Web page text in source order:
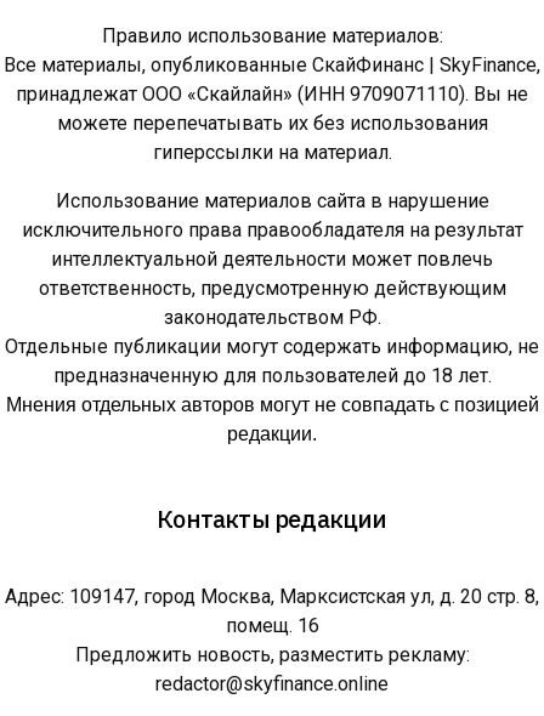
Правило использование материалов:
Все материалы, опубликованные СкайФинанс | SkyFinance,
принадлежат ООО «Скайлайн» (ИНН 9709071110). Вы не
можете перепечатывать их без использования
гиперссылки на материал.
Использование материалов сайта в нарушение
исключительного права правообладателя на результат
интеллектуальной деятельности может повлечь
ответственность, предусмотренную действующим
законодательством РФ.
Отдельные публикации могут содержать информацию, не
предназначенную для пользователей до 18 лет.
Мнения отдельных авторов могут не совпадать с позицией
редакции.
Контакты редакции
Адрес: 109147, город Москва, Марксистская ул, д. 20 стр. 8,
помещ. 16
Предложить новость, разместить рекламу:
redactor@skyfinance.online